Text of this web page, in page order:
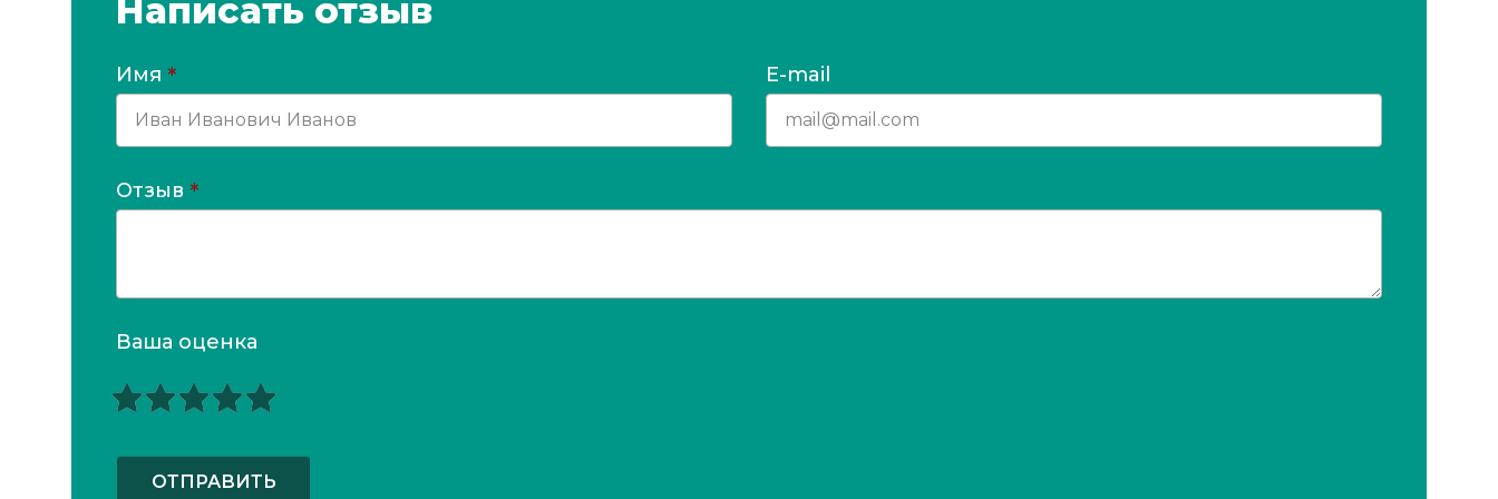
Написать отзыв
Имя * E-mail
Отзыв *
Ваша оценка
ОТПРАВИТЬ